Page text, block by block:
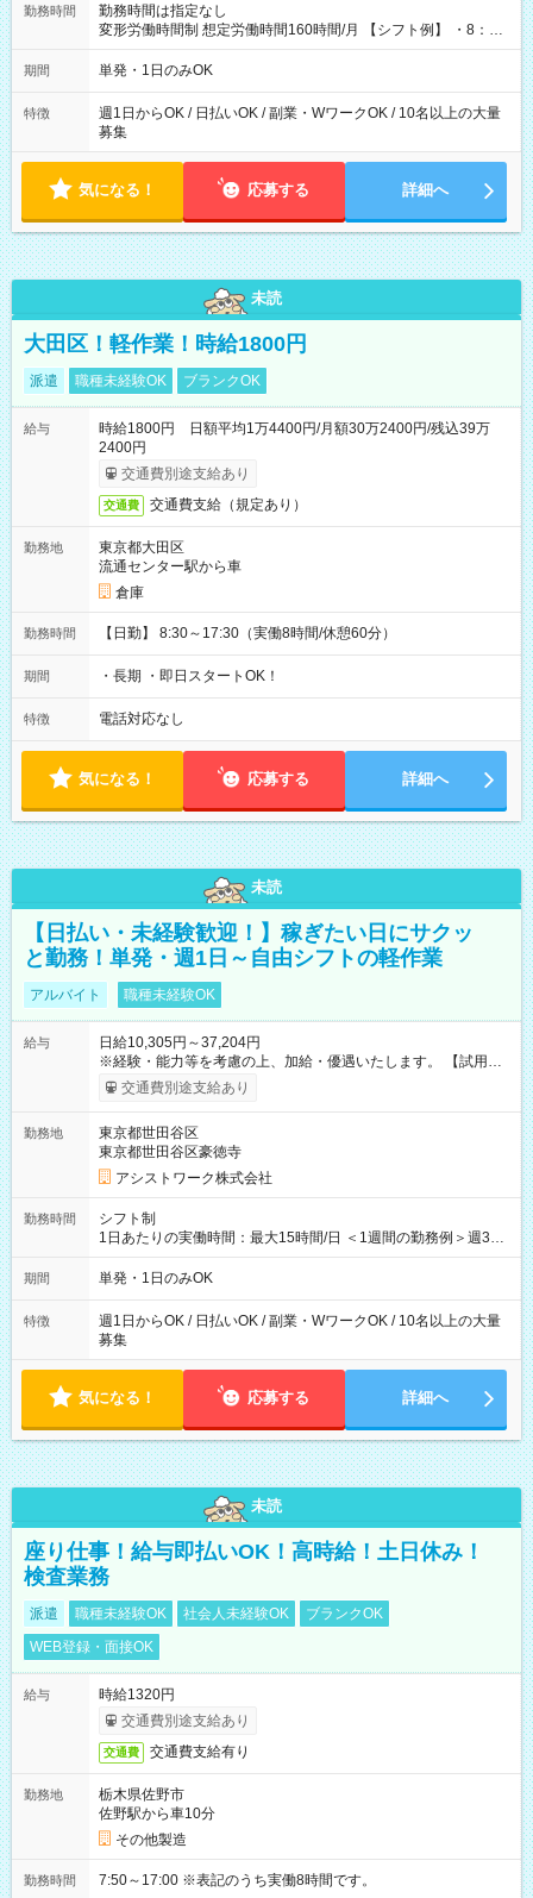
勤務時間
勤務時間は指定なし
変形労働時間制 想定労働時間160時間/月 【シフト例】 ・8：00
～21：00
期間 単発・1日のみOK
特徴
週1日からOK / 日払いOK / 副業・WワークOK / 10名以上の大量
募集
気になる！ 応募する 詳細へ
未読
大田区！軽作業！時給1800円
派遣 職種未経験OK ブランクOK
給与
時給1800円 日額平均1万4400円/月額30万2400円/残込39万
2400円
交通費別途支給あり
交通費 交通費支給（規定あり）
勤務地
東京都大田区
流通センター駅から車
倉庫
勤務時間 【日勤】 8:30～17:30（実働8時間/休憩60分）
期間 ・長期 ・即日スタートOK！
特徴 電話対応なし
気になる！ 応募する 詳細へ
未読
【日払い・未経験歓迎！】稼ぎたい日にサクッ
と勤務！単発・週1日～自由シフトの軽作業
アルバイト 職種未経験OK
給与
日給10,305円～37,204円
※経験・能力等を考慮の上、加給・優遇いたします。 【試用期
間】試用期間なし
交通費別途支給あり
勤務地
東京都世田谷区
東京都世田谷区豪徳寺
アシストワーク株式会社
勤務時間
シフト制
1日あたりの実働時間：最大15時間/日 ＜1週間の勤務例＞週3回
勤務 勤務：月・水・金 休み：火・木・土・日 好きな時にお仕事
可能です！ ※1日あたりの最大実働時間は日勤、夜勤共に勤務し
期間 単発・1日のみOK
特徴
週1日からOK / 日払いOK / 副業・WワークOK / 10名以上の大量
募集
気になる！ 応募する 詳細へ
未読
座り仕事！給与即払いOK！高時給！土日休み！
検査業務
派遣 職種未経験OK 社会人未経験OK
ブランクOK
WEB登録・面接OK
給与
時給1320円
交通費別途支給あり
交通費 交通費支給有り
勤務地
栃木県佐野市
佐野駅から車10分
その他製造
勤務時間 7:50～17:00 ※表記のうち実働8時間です。